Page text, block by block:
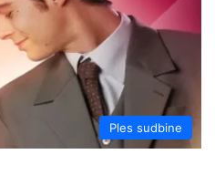
Ples sudbine